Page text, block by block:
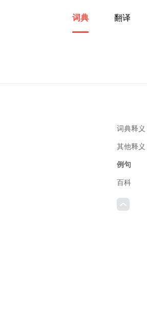
词典 翻译
词典释义
其他释义
例句
百科